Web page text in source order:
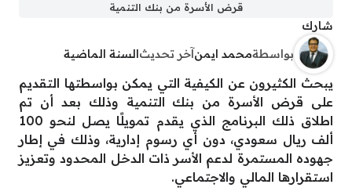
قرض الأسرة من بنك التنمية
شارك
بواسطةمحمد ايمنآخر تحديثالسنة الماضية
يبحث الكثيرون عن الكيفية التي يمكن بواسطتها التقديم
على قرض الأسرة من بنك التنمية وذلك بعد أن تم
اطلاق ذلك البرنامج الذي يقدم تمويلًا يصل لنحو 100
ألف ريال سعودي، دون أي رسوم إدارية، وذلك في إطار
جهوده المستمرة لدعم الأسر ذات الدخل المحدود وتعزيز
استقرارها المالي والاجتماعي.